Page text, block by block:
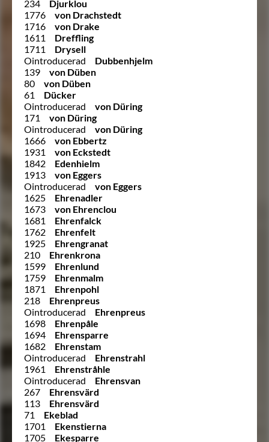
234
Djurklou
1776
von Drachstedt
1716
von Drake
1611
Dreffling
1711
Drysell
Ointroducerad
Dubbenhjelm
139
von Düben
80
von Düben
61
Dücker
Ointroducerad
von Düring
171
von Düring
Ointroducerad
von Düring
1666
von Ebbertz
1931
von Eckstedt
1842
Edenhielm
1913
von Eggers
Ointroducerad
von Eggers
1625
Ehrenadler
1673
von Ehrenclou
1681
Ehrenfalck
1762
Ehrenfelt
1925
Ehrengranat
210
Ehrenkrona
1599
Ehrenlund
1759
Ehrenmalm
1871
Ehrenpohl
218
Ehrenpreus
Ointroducerad
Ehrenpreus
1698
Ehrenpåle
1694
Ehrensparre
1682
Ehrenstam
Ointroducerad
Ehrenstrahl
1961
Ehrenstråhle
Ointroducerad
Ehrensvan
267
Ehrensvärd
113
Ehrensvärd
71
Ekeblad
1701
Ekenstierna
1705
Ekesparre